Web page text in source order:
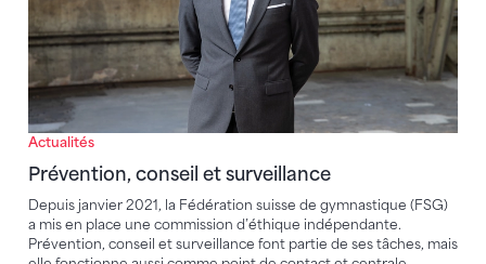
Actualités
Prévention, conseil et surveillance
Depuis janvier 2021, la Fédération suisse de gymnastique (FSG)
a mis en place une commission d’éthique indépendante.
Prévention, conseil et surveillance font partie de ses tâches, mais